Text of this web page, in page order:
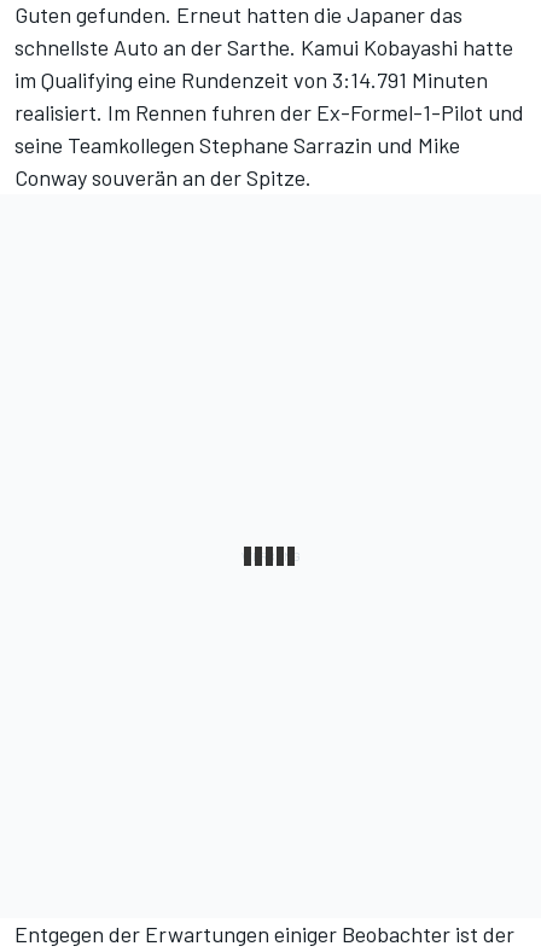
Guten gefunden. Erneut hatten die Japaner das
schnellste Auto an der Sarthe. Kamui Kobayashi hatte
im Qualifying eine Rundenzeit von 3:14.791 Minuten
realisiert. Im Rennen fuhren der Ex-Formel-1-Pilot und
seine Teamkollegen Stephane Sarrazin und Mike
Conway souverän an der Spitze.
Entgegen der Erwartungen einiger Beobachter ist der